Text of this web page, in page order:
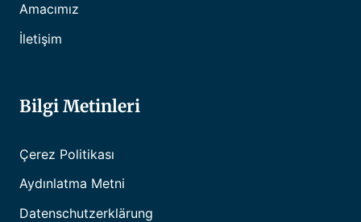
Amacımız
İletişim
Bilgi Metinleri
Çerez Politikası
Aydınlatma Metni
Datenschutzerklärung